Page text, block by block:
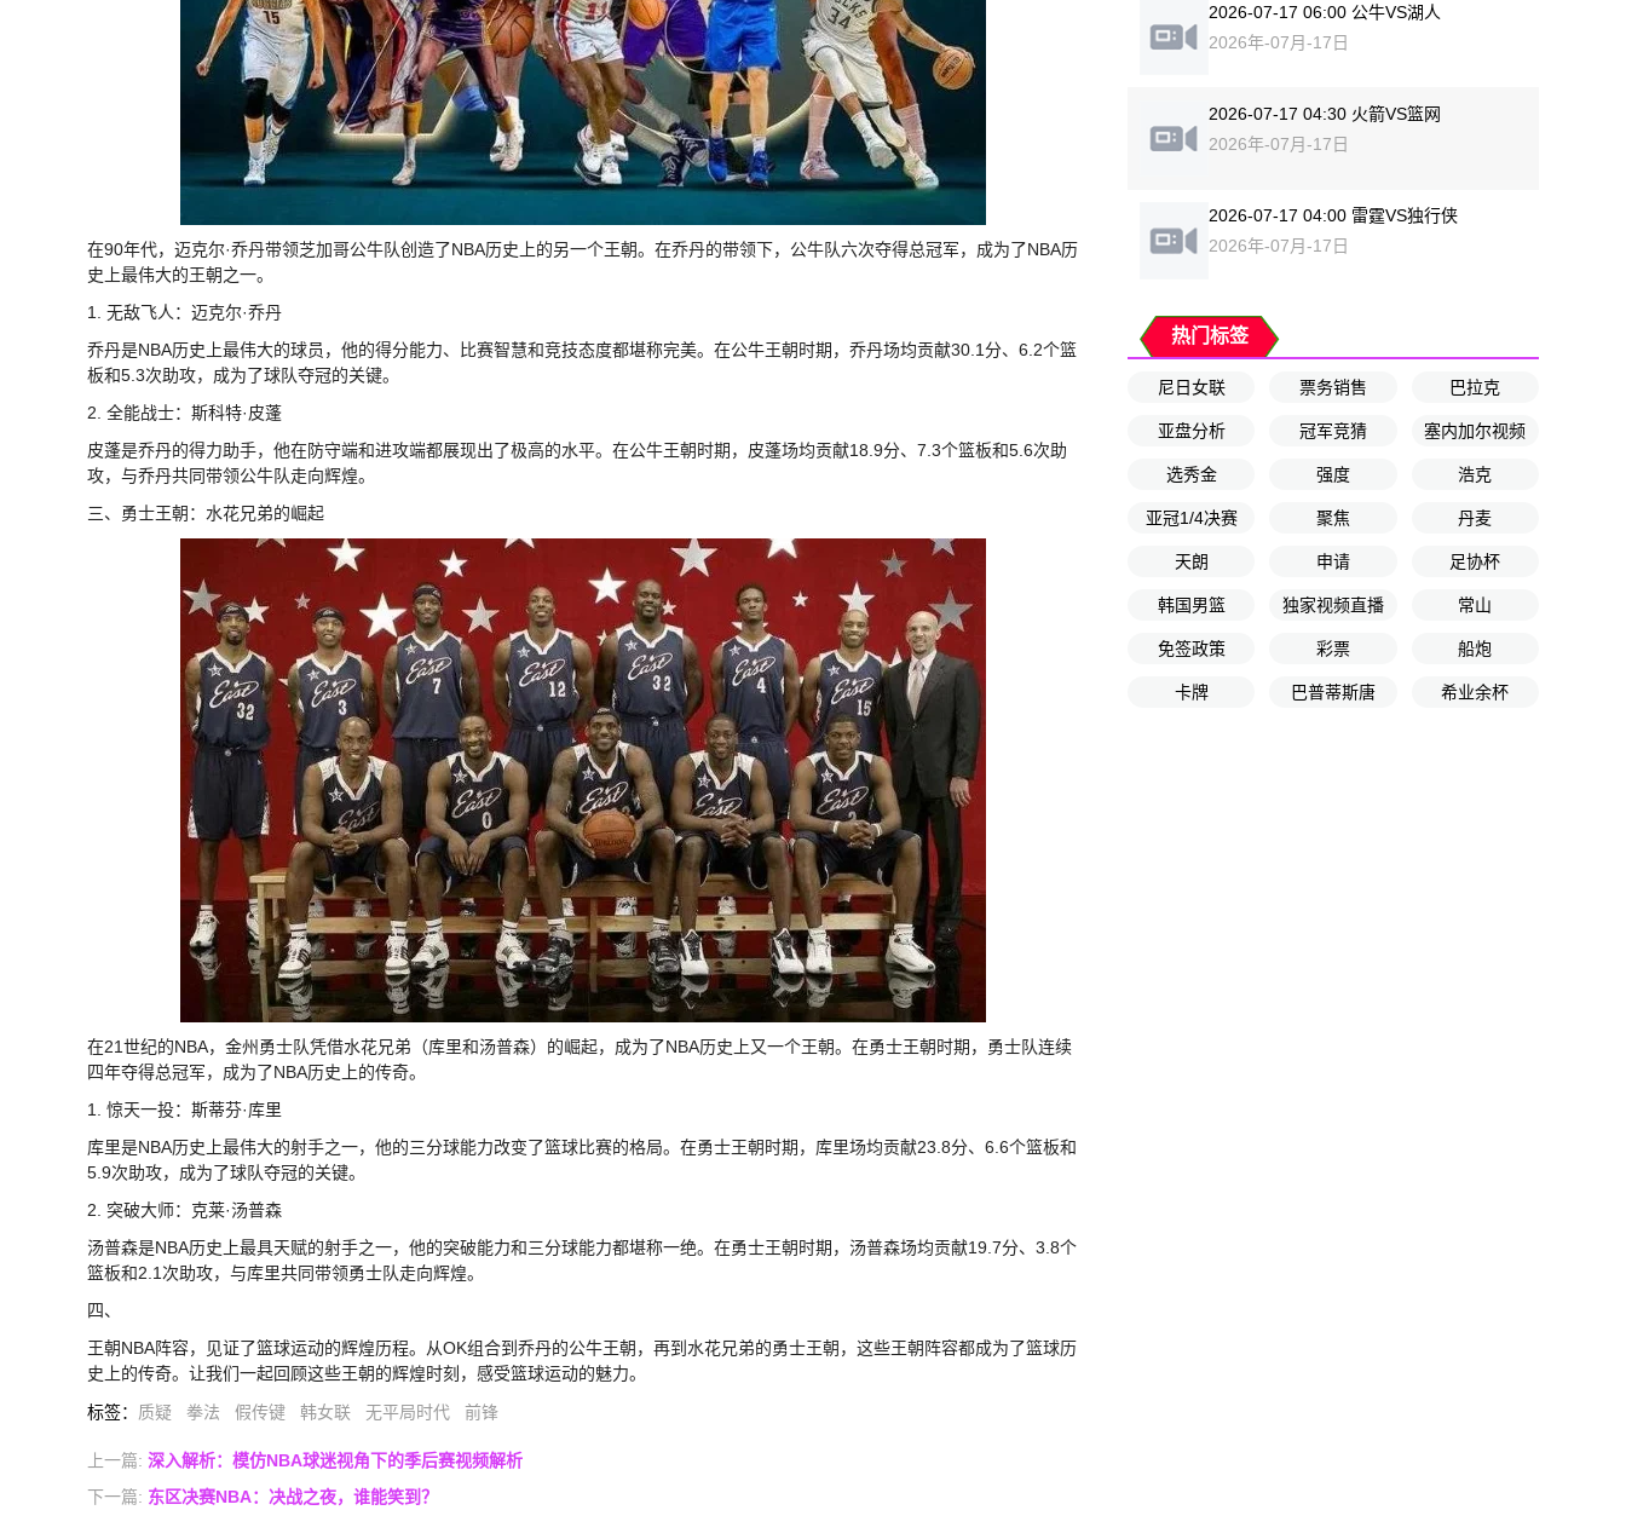
在90年代，迈克尔·乔丹带领芝加哥公牛队创造了NBA历史上的另一个王朝。在乔丹的带领下，公牛队六次夺得总冠军，成为了NBA历
史上最伟大的王朝之一。
1. 无敌飞人：迈克尔·乔丹
乔丹是NBA历史上最伟大的球员，他的得分能力、比赛智慧和竞技态度都堪称完美。在公牛王朝时期，乔丹场均贡献30.1分、6.2个篮
板和5.3次助攻，成为了球队夺冠的关键。
2. 全能战士：斯科特·皮蓬
皮蓬是乔丹的得力助手，他在防守端和进攻端都展现出了极高的水平。在公牛王朝时期，皮蓬场均贡献18.9分、7.3个篮板和5.6次助
攻，与乔丹共同带领公牛队走向辉煌。
三、勇士王朝：水花兄弟的崛起
在21世纪的NBA，金州勇士队凭借水花兄弟（库里和汤普森）的崛起，成为了NBA历史上又一个王朝。在勇士王朝时期，勇士队连续
四年夺得总冠军，成为了NBA历史上的传奇。
1. 惊天一投：斯蒂芬·库里
库里是NBA历史上最伟大的射手之一，他的三分球能力改变了篮球比赛的格局。在勇士王朝时期，库里场均贡献23.8分、6.6个篮板和
5.9次助攻，成为了球队夺冠的关键。
2. 突破大师：克莱·汤普森
汤普森是NBA历史上最具天赋的射手之一，他的突破能力和三分球能力都堪称一绝。在勇士王朝时期，汤普森场均贡献19.7分、3.8个
篮板和2.1次助攻，与库里共同带领勇士队走向辉煌。
四、
王朝NBA阵容，见证了篮球运动的辉煌历程。从OK组合到乔丹的公牛王朝，再到水花兄弟的勇士王朝，这些王朝阵容都成为了篮球历
史上的传奇。让我们一起回顾这些王朝的辉煌时刻，感受篮球运动的魅力。
标签： 质疑 拳法 假传键 韩女联 无平局时代 前锋
上一篇: 深入解析：模仿NBA球迷视角下的季后赛视频解析
下一篇: 东区决赛NBA：决战之夜，谁能笑到？
2026-07-17 06:00 公牛VS湖人
2026年-07月-17日
2026-07-17 04:30 火箭VS篮网
2026年-07月-17日
2026-07-17 04:00 雷霆VS独行侠
2026年-07月-17日
热门标签
尼日女联 票务销售 巴拉克
亚盘分析 冠军竞猜 塞内加尔视频
选秀金 强度 浩克
亚冠1/4决赛 聚焦 丹麦
天朗 申请 足协杯
韩国男篮 独家视频直播 常山
免签政策 彩票 船炮
卡牌 巴普蒂斯唐 希业余杯